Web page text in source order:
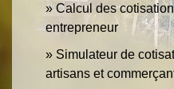
Calcul des
entrepreneur
Simulateur de
artisans et